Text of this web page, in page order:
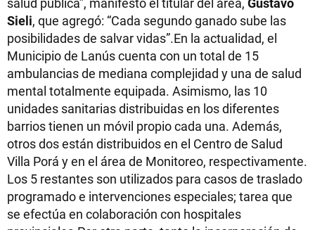
Sieli, que agregó: “Cada segundo ganado sube las
posibilidades de salvar vidas”.En la actualidad, el
Municipio de Lanús cuenta con un total de 15
ambulancias de mediana complejidad y una de salud
mental totalmente equipada. Asimismo, las 10
unidades sanitarias distribuidas en los diferentes
barrios tienen un móvil propio cada una. Además,
otros dos están distribuidos en el Centro de Salud
Villa Porá y en el área de Monitoreo, respectivamente.
Los 5 restantes son utilizados para casos de traslado
programado e intervenciones especiales; tarea que
se efectúa en colaboración con hospitales